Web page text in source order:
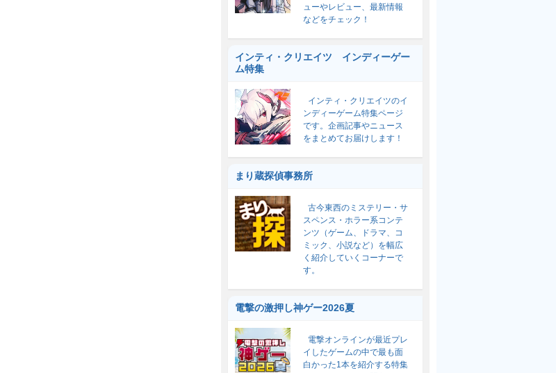
ューやレビュー、最新情報
などをチェック！
インティ・クリエイツ インディーゲー
ム特集
インティ・クリエイツのイ
ンディーゲーム特集ページ
です。企画記事やニュース
をまとめてお届けします！
まり蔵探偵事務所
古今東西のミステリー・サ
スペンス・ホラー系コンテ
ンツ（ゲーム、ドラマ、コ
ミック、小説など）を幅広
く紹介していくコーナーで
す。
電撃の激押し神ゲー2026夏
電撃オンラインが最近プレ
イしたゲームの中で最も面
白かった1本を紹介する特集